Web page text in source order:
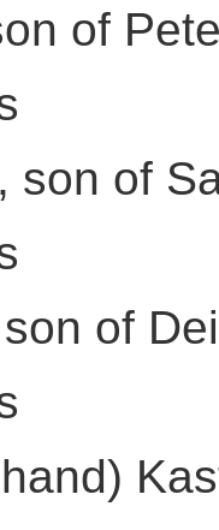
of
son of
of